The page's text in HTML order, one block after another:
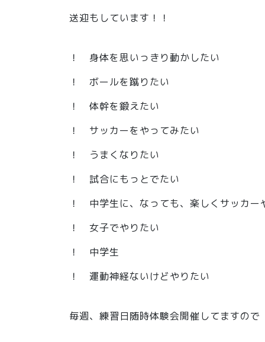
送迎もしています！！
！ 身体を思いっきり動かしたい
！ ボールを蹴りたい
！ 体幹を鍛えたい
！ サッカーをやってみたい
！ うまくなりたい
！ 試合にもっとでたい
！ 中学生に、なっても、楽しくサッカー
！ 女子でやりたい
！ 中学生
！ 運動神経ないけどやりたい
毎週、練習日随時体験会開催してますので